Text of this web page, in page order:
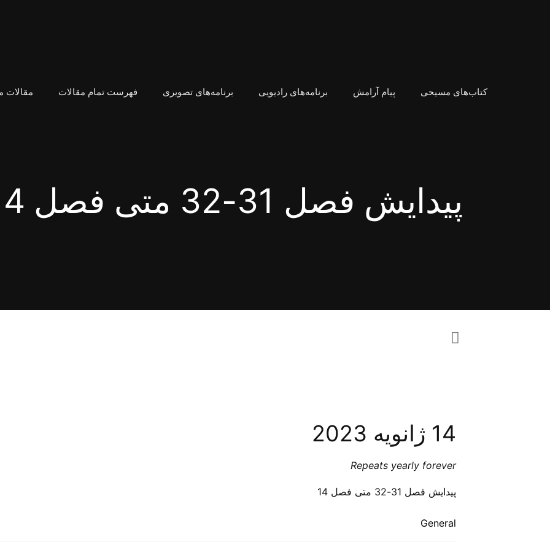
فهرست تمام مقالات برنامه‌های تصویری برنامه‌های رادیویی پیام آرامش کتاب‌های مسیحی
پیدايش فصل 31-32 متی فصل 14
14 ژانویه 2023
Repeats yearly forever
پیدايش فصل 31-32 متی فصل 14
General